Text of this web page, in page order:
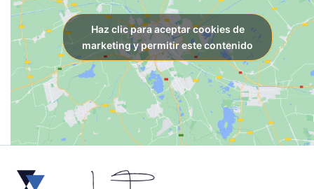
Haz clic para aceptar cookies de
marketing y permitir este contenido